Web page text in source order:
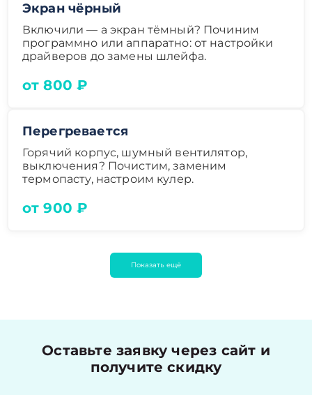
Экран чёрный
Включили — а экран тёмный? Починим
программно или аппаратно: от настройки
драйверов до замены шлейфа.
от 800 ₽
Перегревается
Горячий корпус, шумный вентилятор,
выключения? Почистим, заменим
термопасту, настроим кулер.
от 900 ₽
Показать ещё
Оставьте заявку через сайт и
получите скидку